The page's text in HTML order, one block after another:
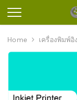
Home เครื่องพิมพ์อิ